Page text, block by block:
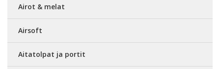
Airot & melat
Airsoft
Aitatolpat ja portit